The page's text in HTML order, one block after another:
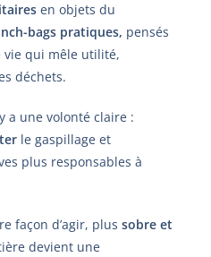
en objets du
bags pratiques, pensés
vie qui mêle utilité,
déchets.
a une volonté claire :
le gaspillage et
plus responsables à
façon d’agir, plus sobre et
devient une